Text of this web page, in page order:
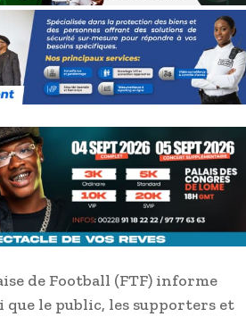
de Football (FTF) informe
le public, les supporters et